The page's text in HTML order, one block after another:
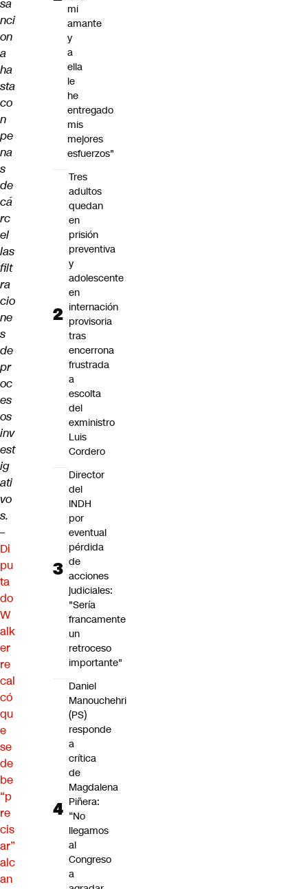
sa
nci
on
a
ha
sta
co
n
pe
na
s
de
cá
rc
el
las
filt
ra
cio
ne
s
de
pr
oc
es
os
inv
est
ig
ati
vo
s.
–
Di
pu
ta
do
W
alk
er
re
cal
có
qu
e
se
de
be
“p
re
cis
ar”
alc
an
mi
amante
y
a
ella
le
he
entregado
mis
mejores
esfuerzos"
Tres
adultos
quedan
en
prisión
preventiva
y
adolescente
en
internación
provisoria
tras
encerrona
frustrada
a
escolta
del
exministro
Luis
Cordero
Director
del
INDH
por
eventual
pérdida
de
acciones
judiciales:
"Sería
francamente
un
retroceso
importante"
Daniel
Manouchehri
(PS)
responde
a
crítica
de
Magdalena
Piñera:
“No
llegamos
al
Congreso
a